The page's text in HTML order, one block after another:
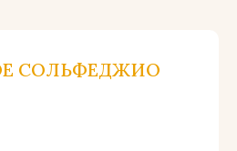
СОЛЬФЕДЖИО